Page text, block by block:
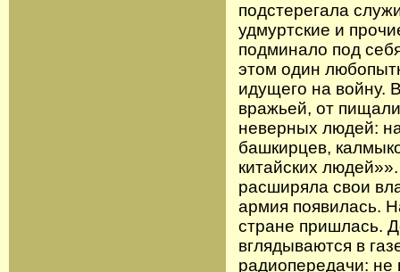
подстерегала
удмуртские и
подминало под
этом один
идущего на войну.
вражьей, от
неверных людей:
башкирцев,
китайских
расширяла свои
армия появилась.
стране пришлась.
вглядываются в
радиопередачи: не